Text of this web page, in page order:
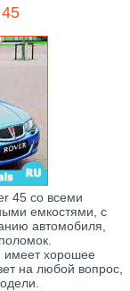
45 со всеми
емкостями, с
автомобиля,
имеет хорошее
на любой вопрос,